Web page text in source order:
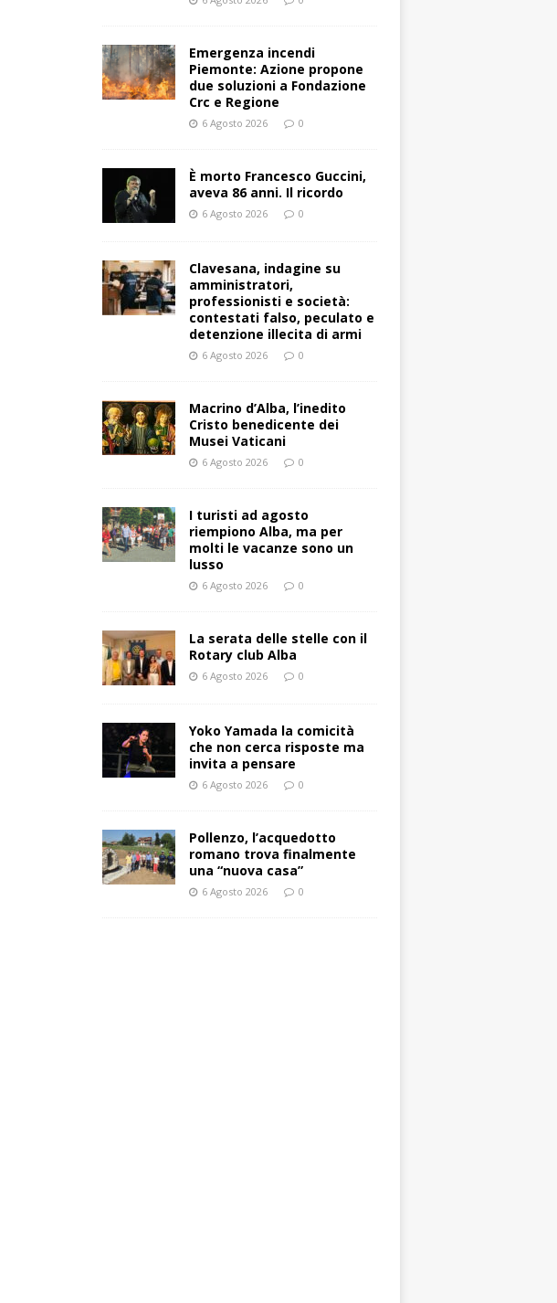
Emergenza incendi
Piemonte: Azione propone
due soluzioni a Fondazione
Crc e Regione
6 Agosto 2026 0
È morto Francesco Guccini,
aveva 86 anni. Il ricordo
6 Agosto 2026 0
Clavesana, indagine su
amministratori,
professionisti e società:
contestati falso, peculato e
detenzione illecita di armi
6 Agosto 2026 0
Macrino d’Alba, l’inedito
Cristo benedicente dei
Musei Vaticani
6 Agosto 2026 0
I turisti ad agosto
riempiono Alba, ma per
molti le vacanze sono un
lusso
6 Agosto 2026 0
La serata delle stelle con il
Rotary club Alba
6 Agosto 2026 0
Yoko Yamada la comicità
che non cerca risposte ma
invita a pensare
6 Agosto 2026 0
Pollenzo, l’acquedotto
romano trova finalmente
una “nuova casa”
6 Agosto 2026 0